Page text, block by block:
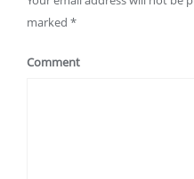
marked *
Comment